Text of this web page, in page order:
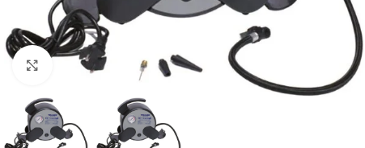
Suurendamiseks klõpsake